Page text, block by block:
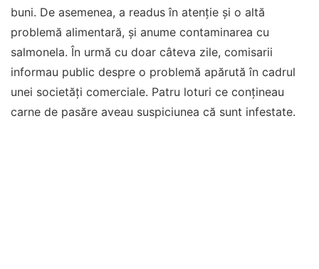
buni. De asemenea, a readus în atenție și o altă
problemă alimentară, și anume contaminarea cu
salmonela. În urmă cu doar câteva zile, comisarii
informau public despre o problemă apărută în cadrul
unei societăți comerciale. Patru loturi ce conțineau
carne de pasăre aveau suspiciunea că sunt infestate.